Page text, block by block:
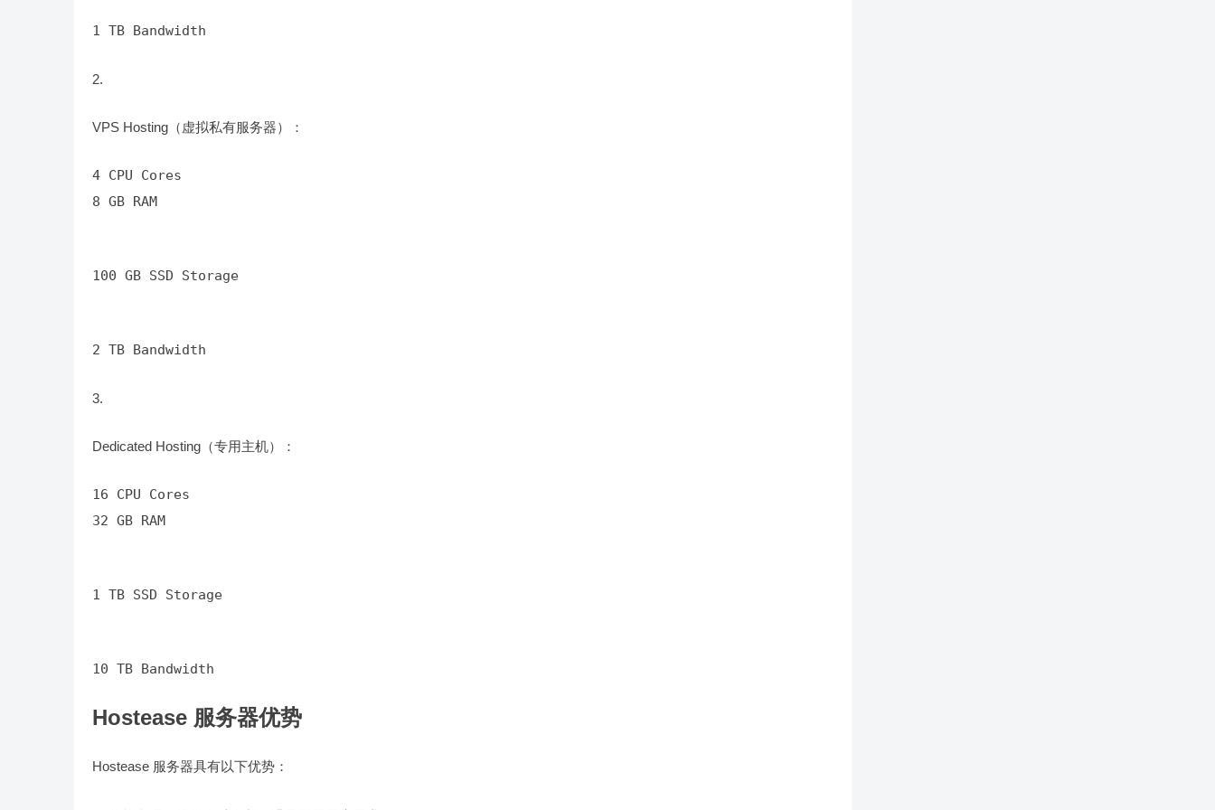
1 TB Bandwidth
VPS Hosting（虚拟私有服务器）：
8 GB RAM
100 GB SSD Storage
2 TB Bandwidth
Dedicated Hosting（专用主机）：
32 GB RAM
1 TB SSD Storage
10 TB Bandwidth
Hostease 服务器优势
Hostease 服务器具有以下优势：